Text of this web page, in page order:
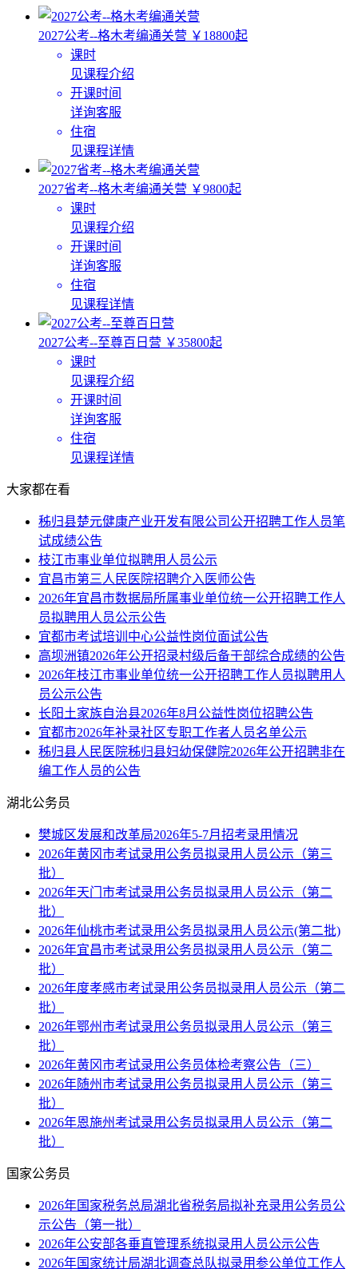
2027公考--格木考编通关营 ￥18800起
课时
见课程介绍
开课时间
详询客服
住宿
见课程详情
2027省考--格木考编通关营 ￥9800起
课时
见课程介绍
开课时间
详询客服
住宿
见课程详情
2027公考--至尊百日营 ￥35800起
课时
见课程介绍
开课时间
详询客服
住宿
见课程详情
大家都在看
秭归县楚元健康产业开发有限公司公开招聘工作人员笔
试成绩公告
枝江市事业单位拟聘用人员公示
宜昌市第三人民医院招聘介入医师公告
2026年宜昌市数据局所属事业单位统一公开招聘工作人
员拟聘用人员公示公告
宜都市考试培训中心公益性岗位面试公告
高坝洲镇2026年公开招录村级后备干部综合成绩的公告
2026年枝江市事业单位统一公开招聘工作人员拟聘用人
员公示公告
长阳土家族自治县2026年8月公益性岗位招聘公告
宜都市2026年补录社区专职工作者人员名单公示
秭归县人民医院秭归县妇幼保健院2026年公开招聘非在
编工作人员的公告
湖北公务员
樊城区发展和改革局2026年5-7月招考录用情况
2026年黄冈市考试录用公务员拟录用人员公示（第三
批）
2026年天门市考试录用公务员拟录用人员公示（第二
批）
2026年仙桃市考试录用公务员拟录用人员公示(第二批)
2026年宜昌市考试录用公务员拟录用人员公示（第二
批）
2026年度孝感市考试录用公务员拟录用人员公示（第二
批）
2026年鄂州市考试录用公务员拟录用人员公示（第三
批）
2026年黄冈市考试录用公务员体检考察公告（三）
2026年随州市考试录用公务员拟录用人员公示（第三
批）
2026年恩施州考试录用公务员拟录用人员公示（第二
批）
国家公务员
2026年国家税务总局湖北省税务局拟补充录用公务员公
示公告（第一批）
2026年公安部各垂直管理系统拟录用人员公示公告
2026年国家统计局湖北调查总队拟录用参公单位工作人